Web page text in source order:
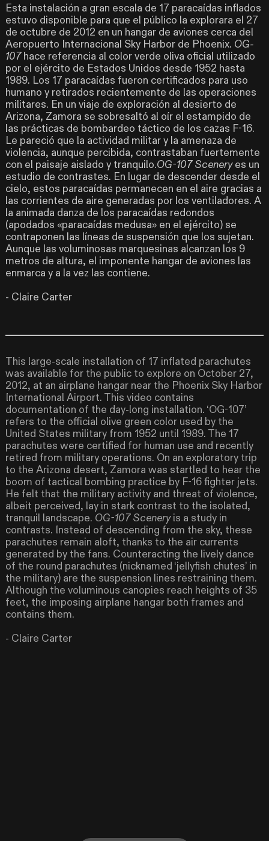
Esta instalación a gran escala de 17 paracaídas inflados
estuvo disponible para que el público la explorara el 27
de octubre de 2012 en un hangar de aviones cerca del
Aeropuerto Internacional Sky Harbor de Phoenix. OG-
107hace referencia al color verde oliva oficial utilizado
por el ejército de Estados Unidos desde 1952 hasta
1989. Los 17 paracaídas fueron certificados para uso
humano y retirados recientemente de las operaciones
militares. En un viaje de exploración al desierto de
Arizona, Zamora se sobresaltó al oír el estampido de
las prácticas de bombardeo táctico de los cazas F-16.
Le pareció que la actividad militar y la amenaza de
violencia, aunque percibida, contrastaban fuertemente
con el paisaje aislado y tranquilo.OG-107 Sceneryes un
estudio de contrastes. En lugar de descender desde el
cielo, estos paracaídas permanecen en el aire gracias a
las corrientes de aire generadas por los ventiladores. A
la animada danza de los paracaídas redondos
(apodados «paracaídas medusa» en el ejército) se
contraponen las líneas de suspensión que los sujetan.
Aunque las voluminosas marquesinas alcanzan los 9
metros de altura, el imponente hangar de aviones las
enmarca y a la vez las contiene.
- Claire Carter
This large-scale installation of 17 inflated parachutes
was available for the public to explore on October 27,
2012, at an airplane hangar near the Phoenix Sky Harbor
International Airport. This video contains
documentation of the day-long installation. ‘OG-107’
refers to the official olive green color used by the
United States military from 1952 until 1989. The 17
parachutes were certified for human use and recently
retired from military operations. On an exploratory trip
to the Arizona desert, Zamora was startled to hear the
boom of tactical bombing practice by F-16 fighter jets.
He felt that the military activity and threat of violence,
albeit perceived, lay in stark contrast to the isolated,
tranquil landscape. OG-107 Sceneryis a study in
contrasts. Instead of descending from the sky, these
parachutes remain aloft, thanks to the air currents
generated by the fans. Counteracting the lively dance
of the round parachutes (nicknamed ‘jellyfish chutes’ in
the military) are the suspension lines restraining them.
Although the voluminous canopies reach heights of 35
feet, the imposing airplane hangar both frames and
contains them.
- Claire Carter